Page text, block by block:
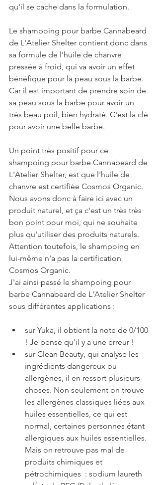
qu'il se cache dans la formulation.
Le shampoing pour barbe Cannabeard
de L'Atelier Shelter contient donc dans
sa formule de l'huile de chanvre
pressée à froid, qui va avoir un effet
bénéfique pour la peau sous la barbe.
Car il est important de prendre soin de
sa peau sous la barbe pour avoir un
très beau poil, bien hydraté. C'est la clé
pour avoir une belle barbe.
Un point très positif pour ce
shampoing pour barbe Cannabeard de
L'Atelier Shelter, est que l'huile de
chanvre est certifiée Cosmos Organic.
Nous avons donc à faire ici avec un
produit naturel, et ça c'est un très très
bon point pour moi, qui ne souhaite
plus qu'utiliser des produits naturels.
Attention toutefois, le shampoing en
lui-même n'a pas la certification
Cosmos Organic.
J'ai ainsi passé le shampoing pour
barbe Cannabeard de L'Atelier Shelter
sous différentes applications :
sur Yuka, il obtient la note de 0/100
! Je pense qu'il y a une erreur !
sur Clean Beauty, qui analyse les
ingrédients dangereux ou
allergènes, il en ressort plusieurs
choses. Non seulement on trouve
les allergènes classiques liées aux
huiles essentielles, ce qui est
normal, certaines personnes étant
allergiques aux huiles essentielles.
Mais on retrouve pas mal de
produits chimiques et
pétrochimiques  : sodium laureth